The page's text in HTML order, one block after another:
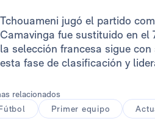
Tchouameni jugó el partido
Camavinga fue sustituido en el
la selección francesa sigue
esta fase de clasificación y
relacionados
Primer equipo